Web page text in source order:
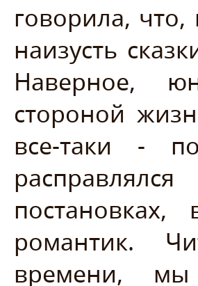
говорила,
наизусть
Наверное,
стороной
все-таки -
романтик.
времени, мы